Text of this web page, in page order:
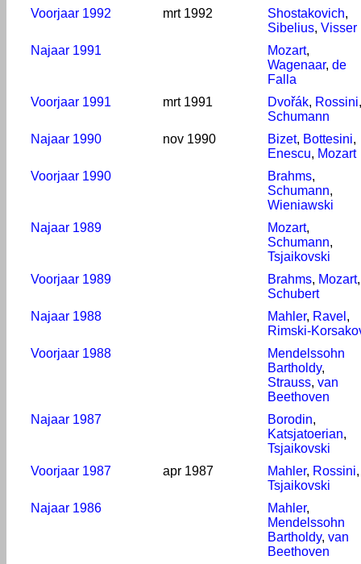
Voorjaar 1992
mrt 1992 Shostakovich,
Sibelius, Visser
Najaar 1991
Mozart,
Wagenaar, de
Falla
Voorjaar 1991
mrt 1991 Dvořák, Rossini,
Schumann
Najaar 1990
nov 1990 Bizet, Bottesini,
Enescu, Mozart
Voorjaar 1990
Brahms,
Schumann,
Wieniawski
Najaar 1989
Mozart,
Schumann,
Tsjaikovski
Voorjaar 1989
Brahms, Mozart,
Schubert
Najaar 1988
Mahler, Ravel ,
Rimski-
Voorjaar 1988
Mendelssohn
Bartholdy,
Strauss, van
Beethoven
Najaar 1987
Borodin,
Katsjatoerian,
Tsjaikovski
Voorjaar 1987
apr 1987 Mahler, Rossini,
Tsjaikovski
Najaar 1986
Mahler,
Mendelssohn
Bartholdy, van
Beethoven